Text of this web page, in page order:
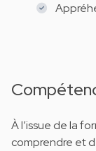
À l’issue de la
comprendre et